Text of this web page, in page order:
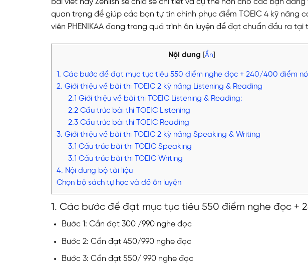
bài viết này Zenlish sẽ chia sẻ chi tiết và cụ thể hơn cho các bạn
quan trọng để giúp các bạn tự tin chinh phục điểm TOEIC 4 kỹ năng
viên PHENIKAA đang trong quá trình ôn luyện để đạt chuẩn đầu ra tại
Nội dung Ẩn
1. Các bước để đạt mục tục tiêu 550 điểm nghe đọc + 240/400 điểm
2. Giới thiệu về bài thi TOEIC 2 kỹ năng Listening & Reading
2.1 Giới thiệu về bài thi TOEIC Listening & Reading:
2.2 Cấu trúc bài thi TOEIC Listening
2.3 Cấu trúc bài thi TOEIC Reading
3. Giới thiệu về bài thi TOEIC 2 kỹ năng Speaking & Writing
3.1 Cấu trúc bài thi TOEIC Speaking
3.1 Cấu trúc bài thi TOEIC Writing
4. Nội dung bộ tài liệu
Chọn bộ sách tự học và đề ôn luyện
1. Các bước để đạt mục tục tiêu 550 điểm nghe đọc +
Bước 1: Cần đạt 300 /990 nghe đọc
Bước 2: Cần đạt 450/990 nghe đọc
Bước 3: Cần đạt 550/ 990 nghe đọc